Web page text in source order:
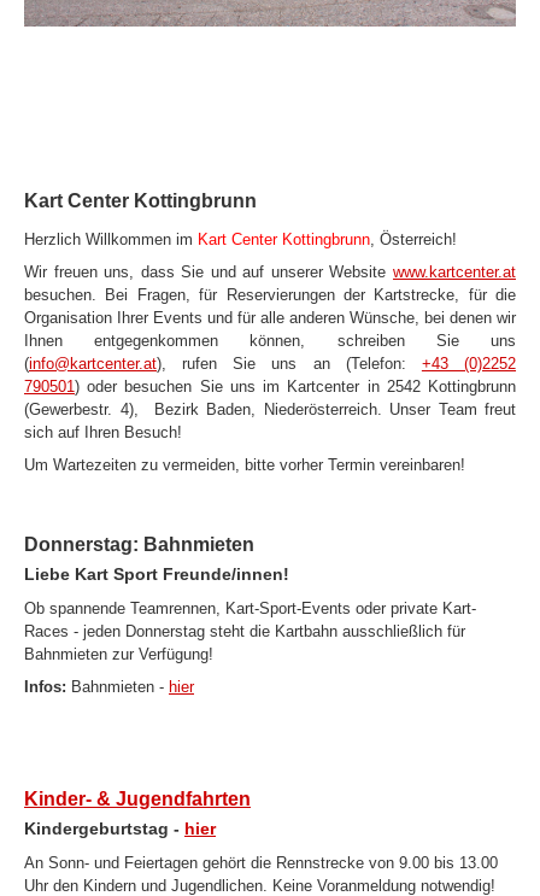
Kart Center Kottingbrunn
Herzlich Willkommen im Kart Center Kottingbrunn , Österreich!
Wir freuen uns, dass Sie und auf unserer Website www.kartcenter.at
besuchen. Bei Fragen, für Reservierungen der Kartstrecke, für die
Organisation Ihrer Events und für alle anderen Wünsche, bei denen wir
Ihnen entgegenkommen können, schreiben Sie uns
(info@kartcenter.at), rufen Sie uns an (Telefon: +43 (0)2252
790501 ) oder besuchen Sie uns im Kartcenter in 2542 Kottingbrunn
(Gewerbestr. 4), Bezirk Baden, Niederösterreich. Unser Team freut
sich auf Ihren Besuch!
Um Wartezeiten zu vermeiden, bitte vorher Termin vereinbaren!
Donnerstag: Bahnmieten
Liebe Kart Sport Freunde/innen!
Ob spannende Teamrennen, Kart-Sport-Events oder private Kart-
Races - jeden Donnerstag steht die Kartbahn ausschließlich für
Bahnmieten zur Verfügung!
Infos: Bahnmieten - hier
Kinder- & Jugendfahrten
Kindergeburtstag - hier
An Sonn- und Feiertagen gehört die Rennstrecke von 9.00 bis 13.00
Uhr den Kindern und Jugendlichen. Keine Voranmeldung notwendig!